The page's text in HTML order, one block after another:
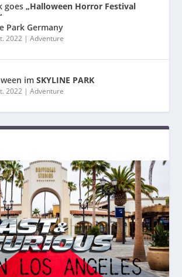
goes„Halloween Horror Festival
Park Germany
2022 |Adventure
imSKYLINE PARK
2022 |Adventure